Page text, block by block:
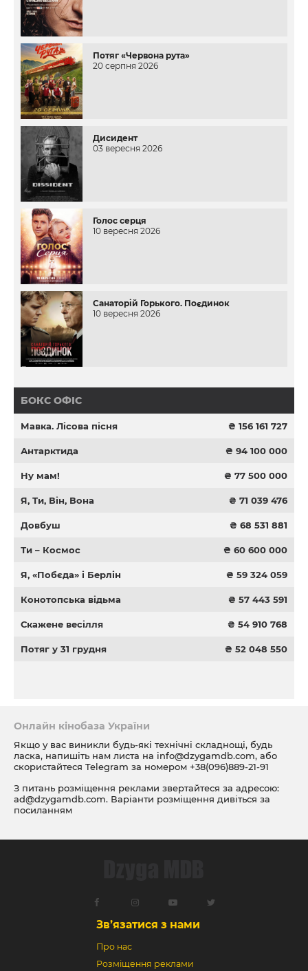
Потяг «Червона рута»
20 серпня 2026
Дисидент
03 вересня 2026
Голос серця
10 вересня 2026
Санаторій Горького. Поєдинок
10 вересня 2026
БОКС ОФІС
Мавка. Лісова пісня ₴ 156 161 727
Антарктида ₴ 94 100 000
Ну мам! ₴ 77 500 000
Я, Ти, Він, Вона ₴ 71 039 476
Довбуш ₴ 68 531 881
Ти – Космос ₴ 60 600 000
Я, «Побєда» і Берлін ₴ 59 324 059
Конотопська відьма ₴ 57 443 591
Скажене весілля ₴ 54 910 768
Потяг у 31 грудня ₴ 52 048 550
Онлайн кінобаза України
Якщо у вас виникли будь-які технічні складнощі, будь
ласка, напишіть нам листа на info@dzygamdb.com, або
скористайтеся Telegram за номером +38(096)889-21-91
З питань розміщення реклами звертайтеся за адресою:
ad@dzygamdb.com. Варіанти розміщення дивіться за
посиланням
Зв’язатися з нами
Про нас
Розміщення реклами